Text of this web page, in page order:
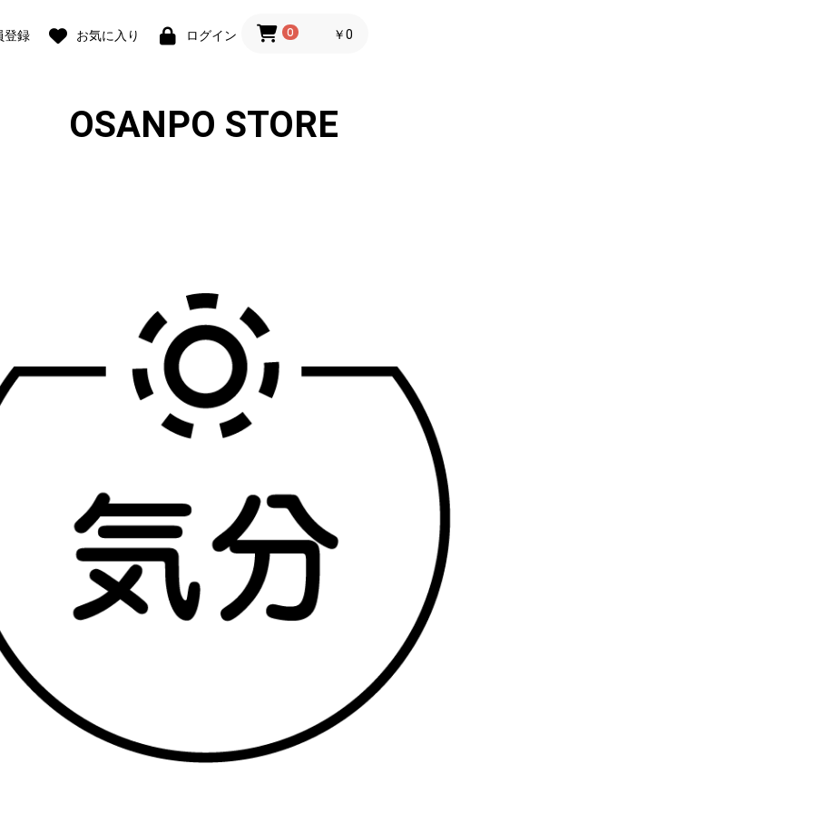
登録 お気に入り ログイン 0 ￥0
OSANPO STORE